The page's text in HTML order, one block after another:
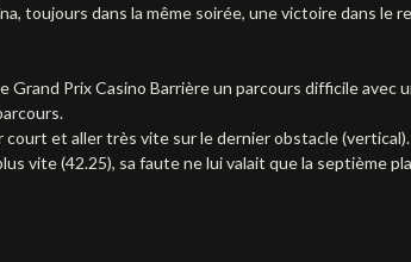
toujours dans la même soirée, une victoire dans le
Prix Casino Barrière un parcours difficile avec
et aller très vite sur le dernier obstacle (vertical).
vite (42.25), sa faute ne lui valait que la septième